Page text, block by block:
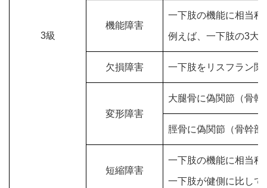
3級
機能障害
一下肢の機能に相当
例えば、一下肢の3大
欠損障害 一下肢をリスフラン
変形障害
大腿骨に偽関節（骨
脛骨に偽関節（骨幹
短縮障害
一下肢の機能に相当程
一下肢が健側に比し